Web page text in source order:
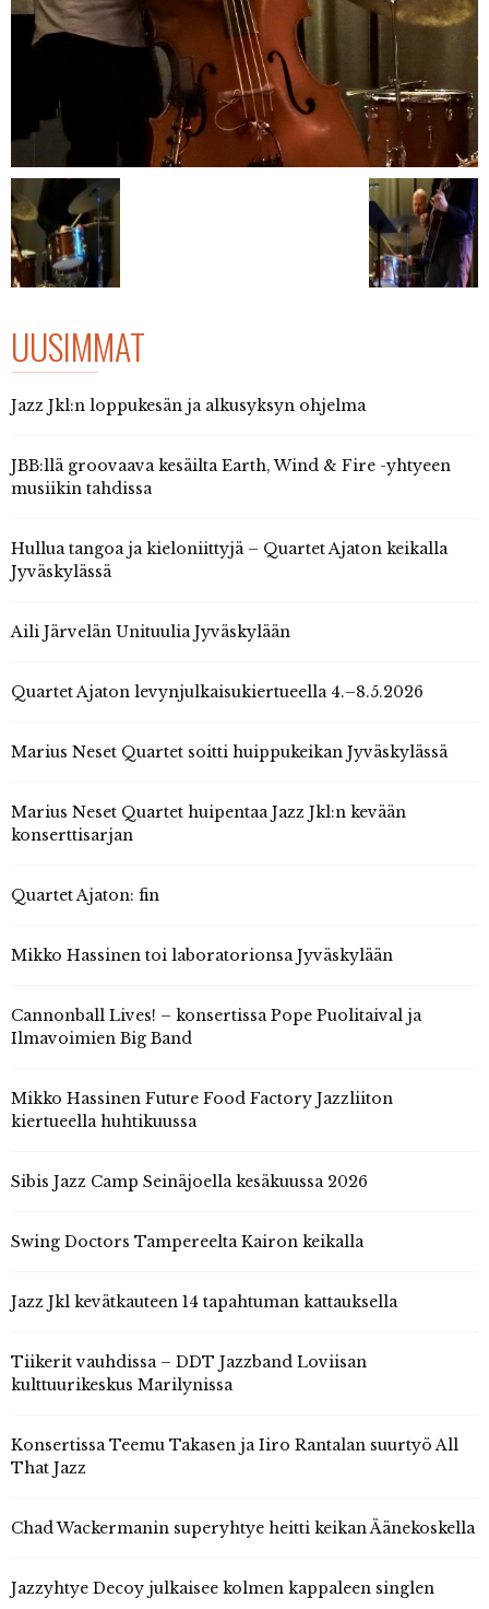
UUSIMMAT
Jazz Jkl:n loppukesän ja alkusyksyn ohjelma
JBB:llä groovaava kesäilta Earth, Wind & Fire -yhtyeen
musiikin tahdissa
Hullua tangoa ja kieloniittyjä – Quartet Ajaton keikalla
Jyväskylässä
Aili Järvelän Unituulia Jyväskylään
Quartet Ajaton levynjulkaisukiertueella 4.–8.5.2026
Marius Neset Quartet soitti huippukeikan Jyväskylässä
Marius Neset Quartet huipentaa Jazz Jkl:n kevään
konserttisarjan
Quartet Ajaton: fin
Mikko Hassinen toi laboratorionsa Jyväskylään
Cannonball Lives! – konsertissa Pope Puolitaival ja
Ilmavoimien Big Band
Mikko Hassinen Future Food Factory Jazzliiton
kiertueella huhtikuussa
Sibis Jazz Camp Seinäjoella kesäkuussa 2026
Swing Doctors Tampereelta Kairon keikalla
Jazz Jkl kevätkauteen 14 tapahtuman kattauksella
Tiikerit vauhdissa – DDT Jazzband Loviisan
kulttuurikeskus Marilynissa
Konsertissa Teemu Takasen ja Iiro Rantalan suurtyö All
That Jazz
Chad Wackermanin superyhtye heitti keikan Äänekoskella
Jazzyhtye Decoy julkaisee kolmen kappaleen singlen